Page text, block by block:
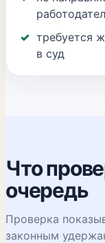
требуется
в суд
Что
очередь
Проверка
законным